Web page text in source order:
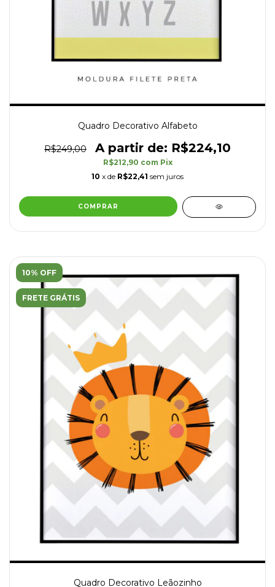
Quadro Decorativo Alfabeto
R$249,00 R$224,10
R$212,90 com Pix
10 x de R$22,41 sem juros
COMPRAR
10% OFF
FRETE GRÁTIS
Quadro Decorativo Leãozinho